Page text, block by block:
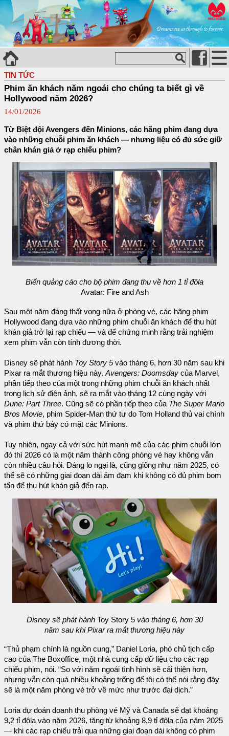
TIN TỨC
Phim ăn khách năm ngoái cho chúng ta biết gì về
Hollywood năm 2026?
14/01/2026
Từ Biệt đội Avengers đến Minions, các hãng phim đang dựa
vào những chuỗi phim ăn khách — nhưng liệu có đủ sức giữ
chân khán giả ở rạp chiếu phim?
Biển quảng cáo cho bộ phim đang thu về hơn 1 tỉ đôla
Avatar: Fire and Ash
Sau một năm đáng thất vọng nữa ở phòng vé, các hãng phim
Hollywood đang dựa vào những phim chuỗi ăn khách để thu hút
khán giả trở lại rạp chiếu — và để chứng minh rằng trải nghiệm
xem phim vẫn còn tính đương thời.
Disney sẽ phát hành Toy Story 5vào tháng 6, hơn 30 năm sau khi
Pixar ra mắt thương hiệu này. Avengers: Doomsday của Marvel,
phần tiếp theo của một trong những phim chuỗi ăn khách nhất
trong lịch sử điện ảnh, sẽ ra mắt vào tháng 12 cùng ngày với
Dune: Part Three. Cũng sẽ có phần tiếp theo của The Super Mario
Bros Movie, phim Spider-Man thứ tư do Tom Holland thủ vai chính
và phim thứ bảy có mặt các Minions.
Tuy nhiên, ngay cả với sức hút mạnh mẽ của các phim chuỗi lớn
đó thì 2026 có là một năm thành công phòng vé hay không vẫn
còn nhiều câu hỏi. Đáng lo ngại là, cũng giống như năm 2025, có
thể sẽ có những giai đoạn dài ảm đạm khi không có đủ phim bom
tấn để thu hút khán giả đến rạp.
Disney sẽ phát hành Toy Story 5vào tháng 6, hơn 30
năm sau khi Pixar ra mắt thương hiệu này
“Thủ phạm chính là nguồn cung,” Daniel Loria, phó chủ tịch cấp
cao của The Boxoffice, một nhà cung cấp dữ liệu cho các rạp
chiếu phim, nói. “So với năm ngoái tình hình sẽ cải thiện hơn,
nhưng vẫn còn quá nhiều khoảng trống để tôi có thể nói rằng đây
sẽ là một năm phòng vé trở về mức như trước đại dịch.”
Loria dự đoán doanh thu phòng vé Mỹ và Canada sẽ đạt khoảng
9,2 tỉ đôla vào năm 2026, tăng từ khoảng 8,9 tỉ đôla của năm 2025
— khi các rạp chiếu trải qua những giai đoạn dài không có phim